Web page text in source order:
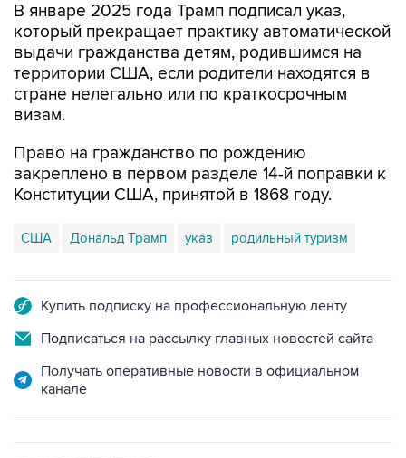
В январе 2025 года Трамп подписал указ,
который прекращает практику автоматической
выдачи гражданства детям, родившимся на
территории США, если родители находятся в
стране нелегально или по краткосрочным
визам.
Право на гражданство по рождению
закреплено в первом разделе 14-й поправки к
Конституции США, принятой в 1868 году.
США Дональд Трамп указ родильный туризм
Купить подписку на профессиональную ленту
Подписаться на рассылку главных новостей сайта
Получать оперативные новости в официальном
канале